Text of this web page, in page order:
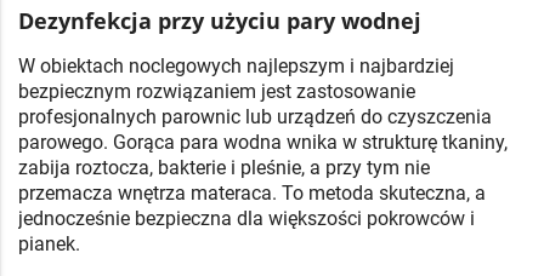
Dezynfekcja przy użyciu pary wodnej
W obiektach noclegowych najlepszym i najbardziej
bezpiecznym rozwiązaniem jest zastosowanie
profesjonalnych parownic lub urządzeń do czyszczenia
parowego. Gorąca para wodna wnika w strukturę tkaniny,
zabija roztocza, bakterie i pleśnie, a przy tym nie
przemacza wnętrza materaca. To metoda skuteczna, a
jednocześnie bezpieczna dla większości pokrowców i
pianek.